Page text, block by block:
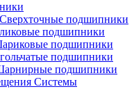
Сверхточные подшипники
подшипники
подшипники
подшипники
подшипники
Системы